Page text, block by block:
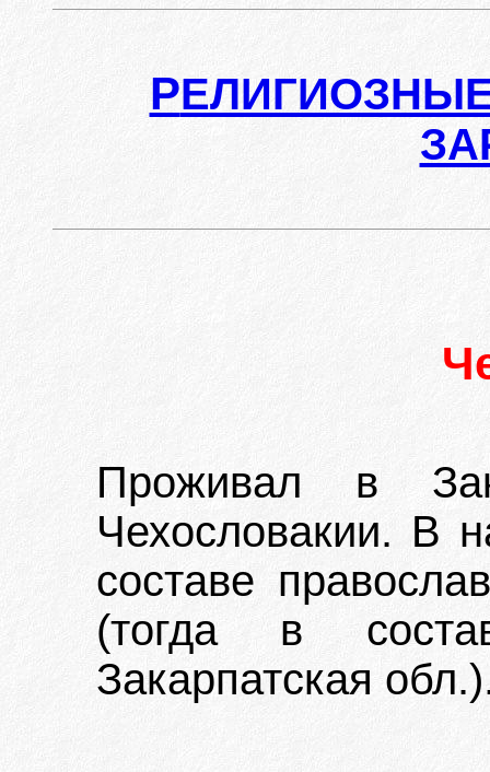
Р
Проживал в
Чехословакии. В
составе
(тогда в
Закарпатская